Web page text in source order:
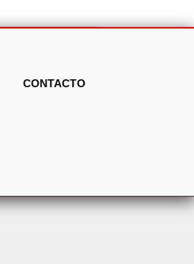
CONTACTO